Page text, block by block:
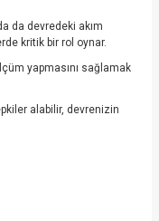
da devredeki akım
kritik bir rol oynar.
yapmasını sağlamak
alabilir, devrenizin